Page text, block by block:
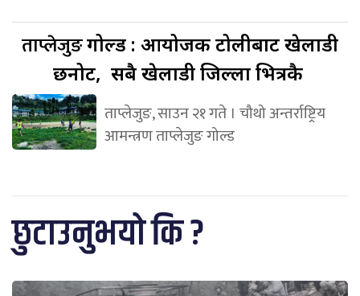
ताप्लेजुङगोल्ड : आयोजक टोलीबाट खेलाडी
छनोट, सबै खेलाडी जिल्ला भित्रकै
ताप्लेजुङ, साउन २१ गते । चौथो अन्तर्राष्ट्रिय
आमन्त्रण ताप्लेजुङ गोल्ड
छुटाउनुभयो कि ?